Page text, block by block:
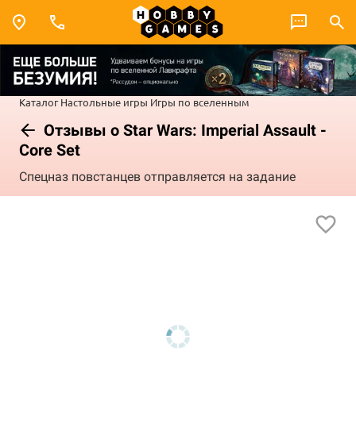
Каталог Настольные игры Игры по вселенным
Отзывы о Star Wars: Imperial Assault -
Core Set
Спецназ повстанцев отправляется на задание